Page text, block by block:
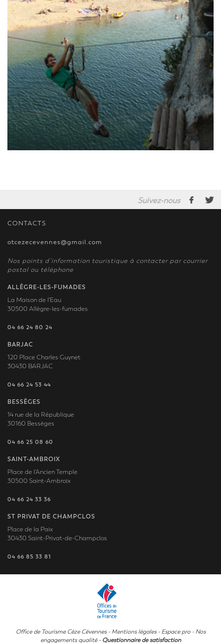
Suivez-nous
CONTACTS
otcezecevennes@gmail.com
Nos points d’information touristique à contacter par courrier
postal ou téléphone
ALLÈGRE-LES-FUMADES
La Maison de l'Eau
30500 Allègre-les-fumades
04 66 24 80 24
BARJAC
120 Place Charles Guynet
30430 BARJAC
04 66 24 53 44
BESSÈGES
14 rue de la République
30160 Bessèges
04 66 25 08 60
SAINT-AMBROIX
Place de l'Ancien Temple
30500 Saint-Ambroix
04 66 24 33 36
ST PRIVAT DE CHAMPCLOS
Place de la Paix
30430 Saint-Privat-de-Champclos
04 66 85 33 81
Office de Tourisme Cèze Cévennes - Mentions légales- Espace pro- Nos
engagements qualité- Questionnaire de satisfaction